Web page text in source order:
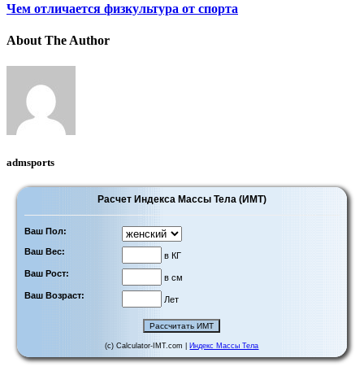
Чем отличается физкультура от спорта
About The Author
admsports
Расчет Индекса Массы Тела (ИМТ)
Ваш Пол:
Ваш Вес:
в КГ
Ваш Рост:
в см
Ваш Возраст:
Лет
(c) Calculator-IMT.com | Индекс Массы Тела